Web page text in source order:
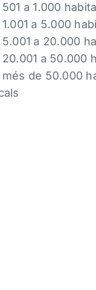
a 1.000
a 5.000
a 20.000
a 50.000
de 50.000